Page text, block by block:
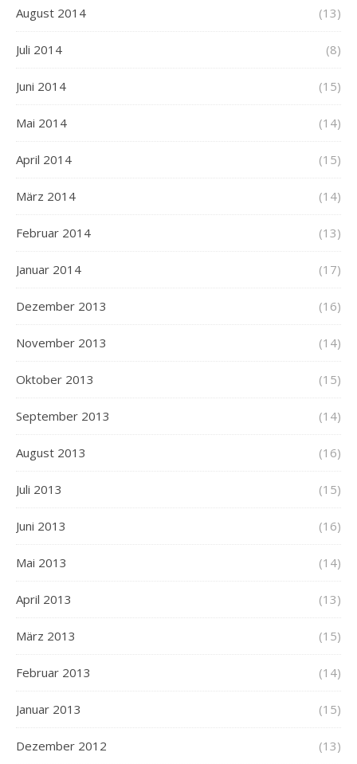
August 2014 (13)
Juli 2014 (8)
Juni 2014 (15)
Mai 2014 (14)
April 2014 (15)
März 2014 (14)
Februar 2014 (13)
Januar 2014 (17)
Dezember 2013 (16)
November 2013 (14)
Oktober 2013 (15)
September 2013 (14)
August 2013 (16)
Juli 2013 (15)
Juni 2013 (16)
Mai 2013 (14)
April 2013 (13)
März 2013 (15)
Februar 2013 (14)
Januar 2013 (15)
Dezember 2012 (13)